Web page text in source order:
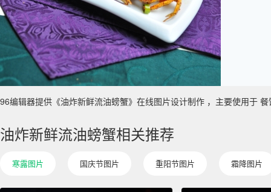
96编辑器提供《油炸新鲜流油螃蟹》在线图片设计制作 ，主要使用于
油炸新鲜流油螃蟹相关推荐
寒露图片 国庆节图片 重阳节图片 霜降图片